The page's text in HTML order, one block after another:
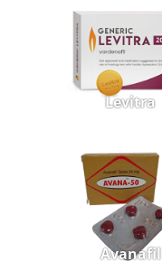
Levitra
Avanafil